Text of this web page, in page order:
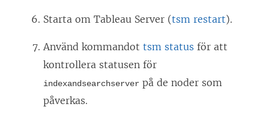
Starta om Tableau Server (tsm restart).
Använd kommandot tsm status för att
kontrollera statusen för
indexandsearchserver på de noder som
påverkas.